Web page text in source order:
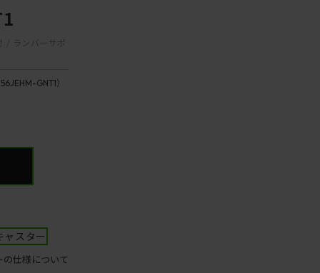
/ ランバーサポ
GNT1）
ャスター
の仕様について